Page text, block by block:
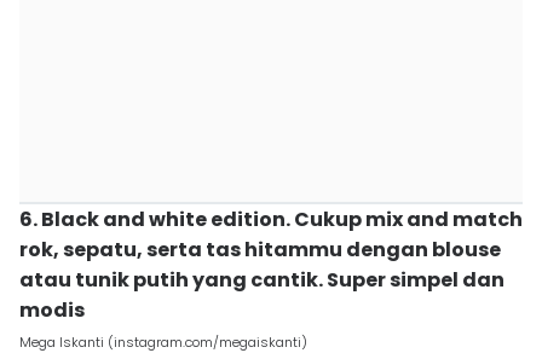
6. Black and white edition. Cukup mix and match
rok, sepatu, serta tas hitammu dengan blouse
atau tunik putih yang cantik. Super simpel dan
modis
Mega Iskanti (instagram.com/megaiskanti)